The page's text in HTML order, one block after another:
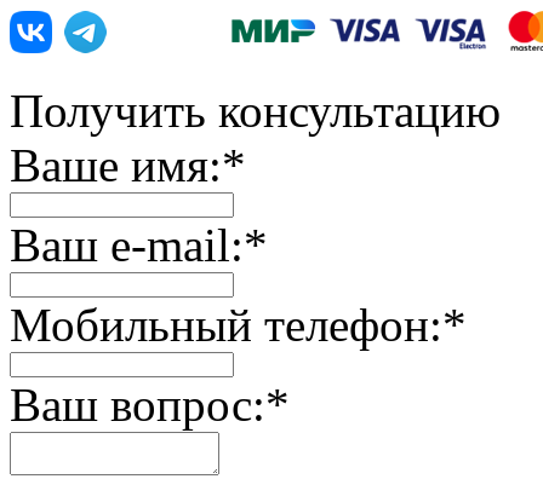
Получить консультацию
Ваше имя:*
Ваш e-mail:*
Мобильный телефон:*
Ваш вопрос:*